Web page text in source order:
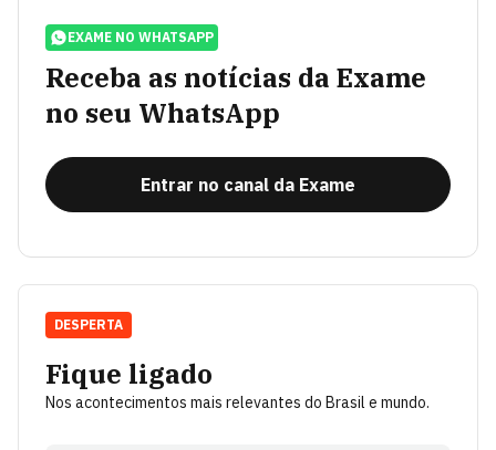
EXAME NO WHATSAPP
Receba as notícias da Exame
no seu WhatsApp
Entrar no canal da Exame
Fique ligado
Nos acontecimentos mais relevantes do Brasil e mundo.
DESPERTA